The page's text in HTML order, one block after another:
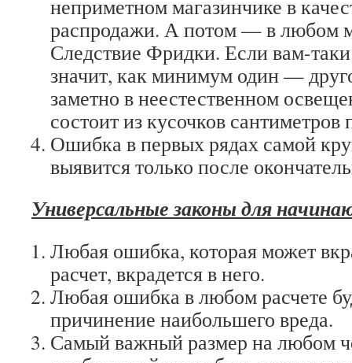
неприметном магазинчике в
распродажи. А потом — в любом
Следствие Фридки. Если вам-
значит, как минимум один —
заметно в неестественном
состоит из кусочков сантиметров
Ошибка в первых рядах самой
выявится только после
Универсальные законы для
Любая ошибка, которая может
расчет, вкрадется в него.
Любая ошибка в любом расчете
причинение наибольшего вреда.
Самый важный размер на любом